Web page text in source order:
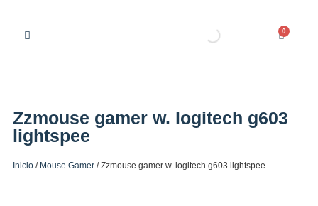
0
Zzmouse gamer w. logitech g603
lightspee
Inicio / Mouse Gamer / Zzmouse gamer w. logitech g603 lightspee